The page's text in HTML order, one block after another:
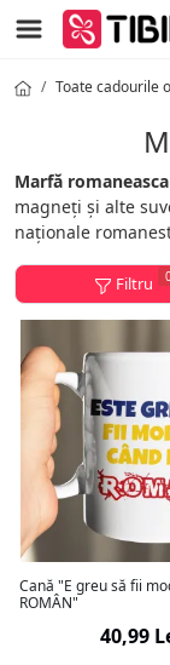
Toate cadourile
Marfă romaneasca
magneți și alte
naționale
Filtru 0
Cană "E greu să fii
ROMÂN"
40,99